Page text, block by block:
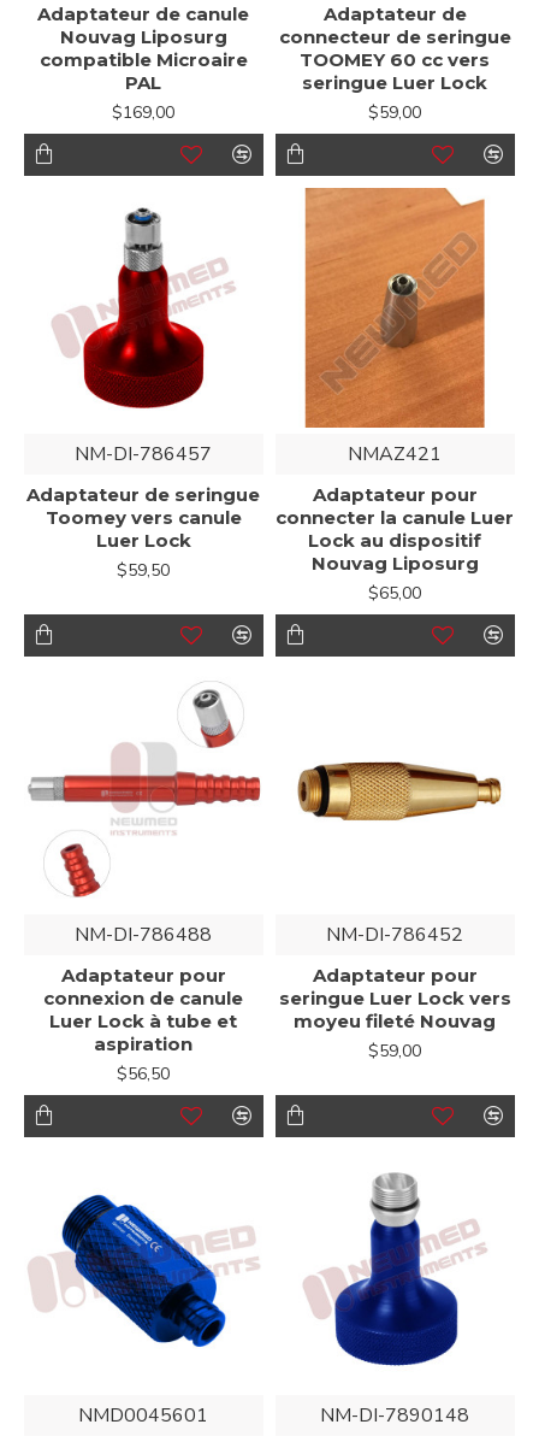
Adaptateur de canule
Nouvag Liposurg
compatible Microaire
PAL
$169,00
Adaptateur de
connecteur de seringue
TOOMEY 60 cc vers
seringue Luer Lock
$59,00
NM-DI-786457
Adaptateur de seringue
Toomey vers canule
Luer Lock
$59,50
NMAZ421
Adaptateur pour
connecter la canule Luer
Lock au dispositif
Nouvag Liposurg
$65,00
NM-DI-786488
Adaptateur pour
connexion de canule
Luer Lock à tube et
aspiration
$56,50
NM-DI-786452
Adaptateur pour
seringue Luer Lock vers
moyeu fileté Nouvag
$59,00
NMD0045601 NM-DI-7890148